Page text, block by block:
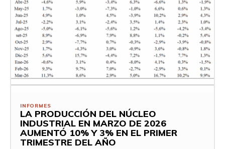
INFORMES
LA PRODUCCIÓN DEL NÚCLEO
INDUSTRIAL EN MARZO DE 2026
AUMENTÓ 10% Y 3% EN EL PRIMER
TRIMESTRE DEL AÑO